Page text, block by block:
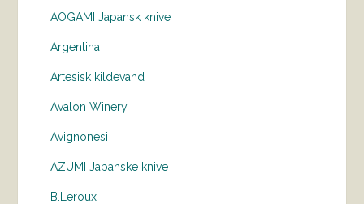
AOGAMI Japansk knive
Argentina
Artesisk kildevand
Avalon Winery
Avignonesi
AZUMI Japanske knive
B.Leroux